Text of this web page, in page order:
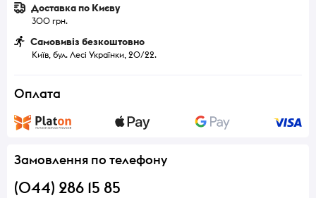
Доставка по Києву
300 грн.
Самовивіз безкоштовно
Київ, бул. Лесі Українки, 20/22.
Оплата
Замовлення по телефону
(044) 286 15 85